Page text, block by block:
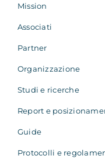
Mission
Associati
Partner
Organizzazione
Studi e ricerche
Report e
Guide
Protocolli e